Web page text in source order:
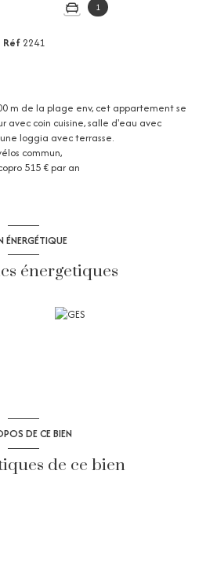
1
Réf 2241
m de la plage env, cet appartement se
avec coin cuisine, salle d'eau avec
loggia avec terrasse.
commun,
515 € par an
ÉNERGÉTIQUE
énergetiques
DE CE BIEN
de ce bien